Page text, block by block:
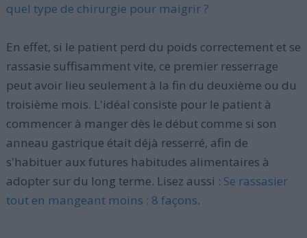
quel type de chirurgie pour maigrir ?
En effet, si le patient perd du poids correctement et se
rassasie suffisamment vite, ce premier resserrage
peut avoir lieu seulement à la fin du deuxième ou du
troisième mois. L'idéal consiste pour le patient à
commencer à manger dès le début comme si son
anneau gastrique était déjà resserré, afin de
s'habituer aux futures habitudes alimentaires à
adopter sur du long terme. Lisez aussi : Se rassasier
tout en mangeant moins : 8 façons.